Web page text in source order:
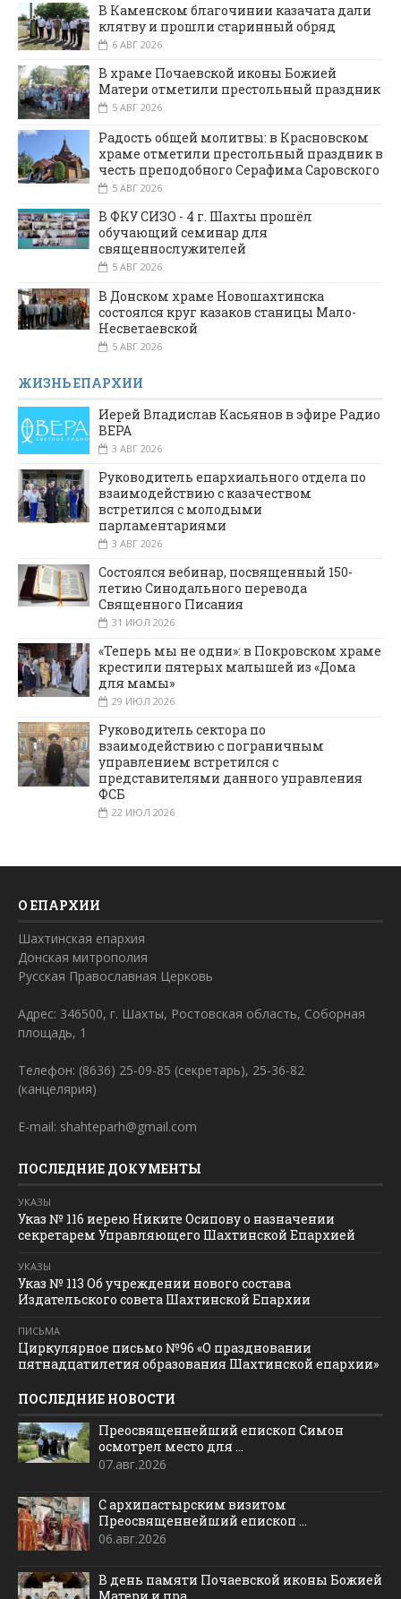
В Каменском благочинии казачата дали
клятву и прошли старинный обряд
6 АВГ 2026
В храме Почаевской иконы Божией
Матери отметили престольный праздник
5 АВГ 2026
Радость общей молитвы: в Красновском
храме отметили престольный праздник в
честь преподобного Серафима Саровского
5 АВГ 2026
В ФКУ СИЗО - 4 г. Шахты прошёл
обучающий семинар для
священнослужителей
5 АВГ 2026
В Донском храме Новошахтинска
состоялся круг казаков станицы Мало-
Несветаевской
5 АВГ 2026
ЖИЗНЬ ЕПАРХИИ
Иерей Владислав Касьянов в эфире Радио
ВЕРА
3 АВГ 2026
Руководитель епархиального отдела по
взаимодействию с казачеством
встретился с молодыми
парламентариями
3 АВГ 2026
Состоялся вебинар, посвященный 150-
летию Синодального перевода
Священного Писания
31 ИЮЛ 2026
«Теперь мы не одни»: в Покровском храме
крестили пятерых малышей из «Дома
для мамы»
29 ИЮЛ 2026
Руководитель сектора по
взаимодействию с пограничным
управлением встретился с
представителями данного управления
ФСБ
22 ИЮЛ 2026
О ЕПАРХИИ
Шахтинская епархия
Донская митрополия
Русская Православная Церковь
Адрес: 346500, г. Шахты, Ростовская область, Соборная
площадь, 1
Телефон: (8636) 25-09-85 (секретарь), 25-36-82
(канцелярия)
E-mail: shahteparh@gmail.com
ПОСЛЕДНИЕ ДОКУМЕНТЫ
УКАЗЫ
Указ № 116 иерею Никите Осипову о назначении
секретарем Управляющего Шахтинской Епархией
УКАЗЫ
Указ № 113 Об учреждении нового состава
Издательского совета Шахтинской Епархии
ПИСЬМА
Циркулярное письмо №96 «О праздновании
пятнадцатилетия образования Шахтинской епархии»
ПОСЛЕДНИЕ НОВОСТИ
Преосвященнейший епископ Симон
осмотрел место для ...
07.авг.2026
С архипастырским визитом
Преосвященнейший епископ ...
06.авг.2026
В день памяти Почаевской иконы Божией
Матери и пра...